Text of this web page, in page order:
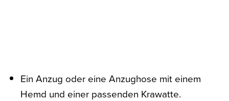
Ein Anzug oder eine Anzughose mit einem
Hemd und einer passenden Krawatte.